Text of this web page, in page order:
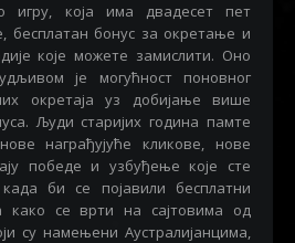
игру, која има двадесет пет
бесплатан бонус за окретање и
које можете замислити. Оно
је могућност поновног
окретаја уз добијање више
Људи старијих година памте
награђујуће кликове, нове
победе и узбуђење које сте
би се појавили бесплатни
како се врти на сајтовима од
су намењени Аустралијанцима,